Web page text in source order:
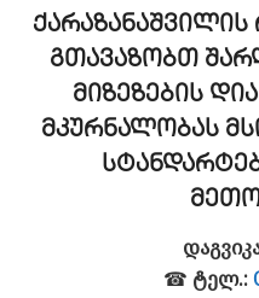
გთავაზობთ
მიზეზების
მკურნალობას
☎ ტელ.: